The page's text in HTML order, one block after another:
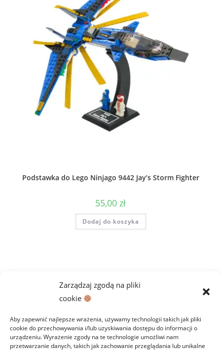
Zarządzaj zgodą na pliki
cookie
Aby zapewnić najlepsze wrażenia, używamy technologii takich jak pliki
cookie do przechowywania i/lub uzyskiwania dostępu do informacji o
urządzeniu. Wyrażenie zgody na te technologie umożliwi nam
przetwarzanie danych, takich jak zachowanie przeglądania lub unikalne
Podstawka do Lego Ninjago 9442 Jay’s Storm Fighter
55,00 zł
Dodaj do koszyka